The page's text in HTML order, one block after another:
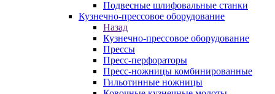
Подвесные шлифовальные станки
Кузнечно-прессовое оборудование
Назад
Кузнечно-прессовое оборудование
Прессы
Пресс-перфораторы
Пресс-ножницы комбинированные
Гильотинные ножницы